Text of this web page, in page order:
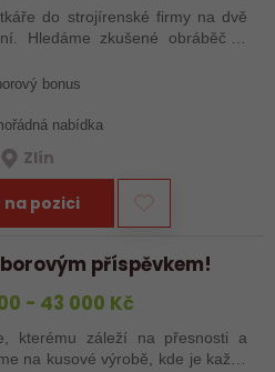
do strojírenské firmy na dvě
Hledáme zkušené obráběče i
dělat poctivé řemeslo na
bonus
nabídka
Zlín
pozici
příspěvkem!
- 43 000 Kč
kterému záleží na přesnosti a
na kusové výrobě, kde je každý